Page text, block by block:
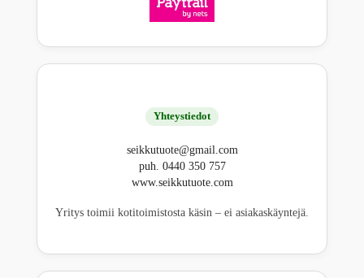
Yhteystiedot
seikkutuote@gmail.com
puh. 0440 350 757
www.seikkutuote.com
Yritys toimii kotitoimistosta käsin – ei asiakaskäyntejä.